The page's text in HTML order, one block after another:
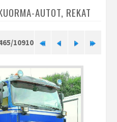
AUTOT, REKAT
10910